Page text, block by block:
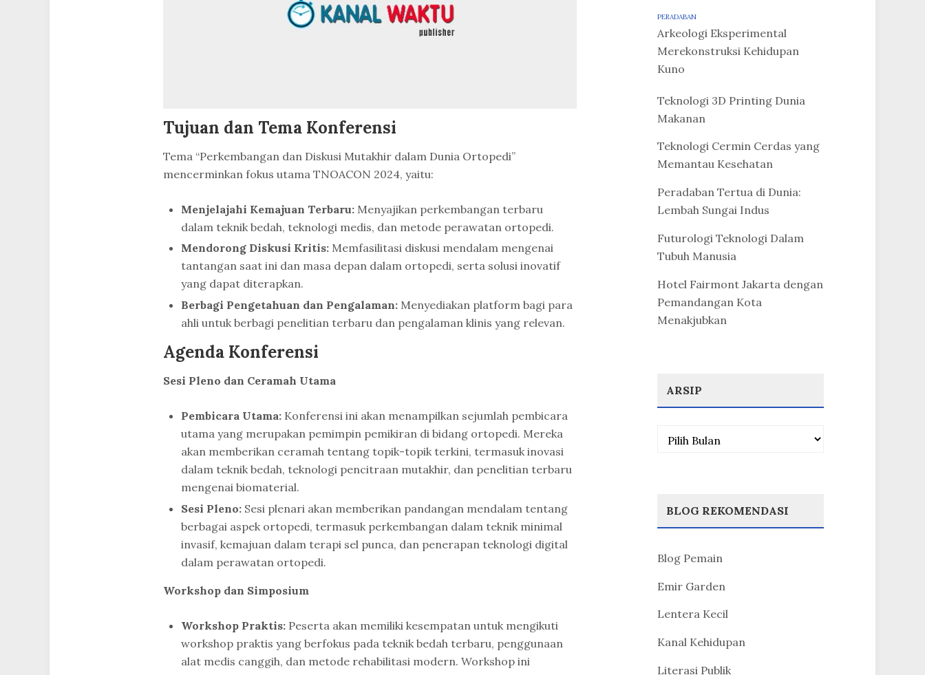
Tujuan dan Tema Konferensi
Tema “Perkembangan dan Diskusi Mutakhir dalam Dunia Ortopedi”
mencerminkan fokus utama TNOACON 2024, yaitu:
Menjelajahi Kemajuan Terbaru:Menyajikan perkembangan terbaru
dalam teknik bedah, teknologi medis, dan metode perawatan ortopedi.
Mendorong Diskusi Kritis:Memfasilitasi diskusi mendalam mengenai
tantangan saat ini dan masa depan dalam ortopedi, serta solusi inovatif
yang dapat diterapkan.
Berbagi Pengetahuan dan Pengalaman:Menyediakan platform bagi para
ahli untuk berbagi penelitian terbaru dan pengalaman klinis yang relevan.
Agenda Konferensi
Sesi Pleno dan Ceramah Utama
Pembicara Utama:Konferensi ini akan menampilkan sejumlah pembicara
utama yang merupakan pemimpin pemikiran di bidang ortopedi. Mereka
akan memberikan ceramah tentang topik-topik terkini, termasuk inovasi
dalam teknik bedah, teknologi pencitraan mutakhir, dan penelitian terbaru
mengenai biomaterial.
Sesi Pleno:Sesi plenari akan memberikan pandangan mendalam tentang
berbagai aspek ortopedi, termasuk perkembangan dalam teknik minimal
invasif, kemajuan dalam terapi sel punca, dan penerapan teknologi digital
dalam perawatan ortopedi.
Workshop dan Simposium
Workshop Praktis:Peserta akan memiliki kesempatan untuk mengikuti
workshop praktis yang berfokus pada teknik bedah terbaru, penggunaan
alat medis canggih, dan metode rehabilitasi modern. Workshop ini
PERADABAN
Arkeologi Eksperimental
Merekonstruksi Kehidupan
Kuno
Teknologi 3D Printing Dunia
Makanan
Teknologi Cermin Cerdas yang
Memantau Kesehatan
Peradaban Tertua di Dunia:
Lembah Sungai Indus
Futurologi Teknologi Dalam
Tubuh Manusia
Hotel Fairmont Jakarta dengan
Pemandangan Kota
Menakjubkan
ARSIP
Arsip
BLOG REKOMENDASI
Blog Pemain
Emir Garden
Lentera Kecil
Kanal Kehidupan
Literasi Publik